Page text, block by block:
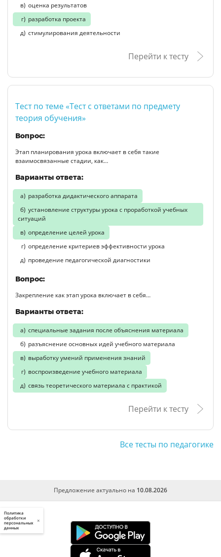
оценка результатов
разработка проекта
стимулирования деятельности
Перейти к тесту
Тест по теме «Тест с ответами по предмету
теория обучения»
Вопрос:
Этап планирования урока включает в себя такие
взаимосвязанные стадии, как…
Варианты ответа:
разработка дидактического аппарата
установление структуры урока с проработкой учебных
ситуаций
определение целей урока
определение критериев эффективности урока
проведение педагогической диагностики
Вопрос:
Закрепление как этап урока включает в себя…
Варианты ответа:
специальные задания после объяснения материала
разъяснение основных идей учебного материала
выработку умений применения знаний
воспроизведение учебного материала
связь теоретического материала с практикой
Перейти к тесту
Все тесты по педагогике
Предложение актуально на 10.08.2026
Политика
обработки
персональных
данных
×